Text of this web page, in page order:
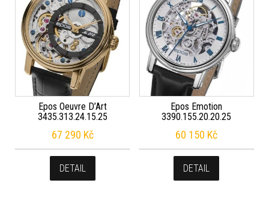
Epos Oeuvre D’Art
3435.313.24.15.25
67 290 Kč
DETAIL
Epos Emotion
3390.155.20.20.25
60 150 Kč
DETAIL